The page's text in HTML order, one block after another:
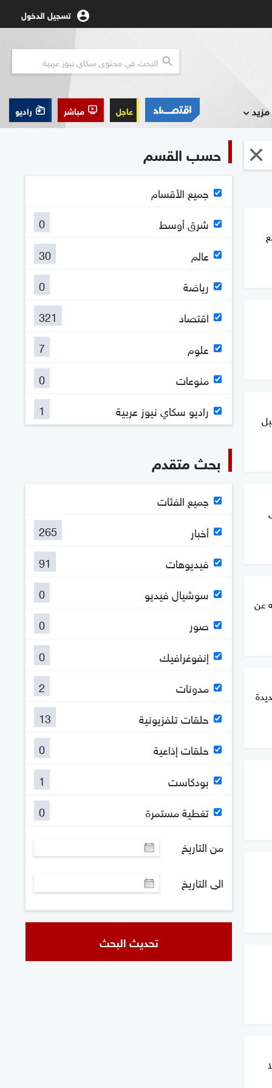
تسجيل الدخول
مزيد عاجل مباشر راديو
عن
حسب القسم
جميع الأقسام
شرق أوسط
0
عالم
30
رياضة
0
اقتصاد
321
علوم
7
منوعات
0
راديو سكاي نيوز عربية
1
بحث متقدم
جميع الفئات
أخبار
265
فيديوهات
91
سوشيال فيديو
0
صور
0
إنفوغرافيك
0
مدونات
2
حلقات تلفزيونية
13
حلقات إذاعية
0
بودكاست
1
تغطية مستمرة
0
من التاريخ
الى التاريخ
تحديث البحث